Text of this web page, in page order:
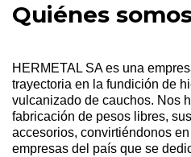
Quiénes
HERMETAL SA es una
trayectoria en la fundición de
vulcanizado de cauchos. Nos
fabricación de pesos libres,
accesorios, convirtiéndonos
empresas del país que se